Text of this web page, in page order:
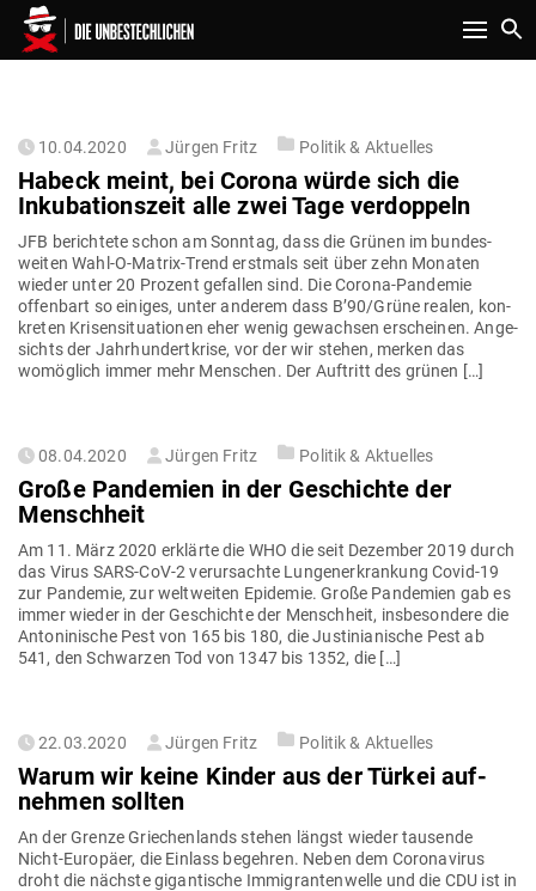
Toggle
AUTOR:JÜRGEN FRITZ
Gepostet
10.04.2020 Jürgen Fritz Politik & Aktuelles
Habeck meint, bei Corona würde sich die
Inku­ba­ti­onszeit alle zwei Tage verdoppeln
JFB berichtete schon am Sonntag, dass die Grünen im bun­des­
weiten Wahl-O-Matrix-Trend erstmals seit über zehn Monaten
wieder unter 20 Prozent gefallen sind. Die Corona-Pan­­demie
offenbart so einiges, unter anderem dass B’90/Grüne realen, kon­
kreten Kri­sen­si­tua­tionen eher wenig gewachsen erscheinen. Ange­
sichts der Jahr­hun­dert­krise, vor der wir stehen, merken das
womöglich immer mehr Men­schen. Der Auf­tritt des grünen […]
Gepostet
08.04.2020 Jürgen Fritz Politik & Aktuelles
Große Pan­demien in der Geschichte der
Menschheit
Am 11. März 2020 erklärte die WHO die seit Dezember 2019 durch
das Virus SARS-CoV‑2 ver­ur­sachte Lun­gen­er­krankung Covid-19
zur Pan­demie, zur welt­weiten Epi­demie. Große Pan­demien gab es
immer wieder in der Geschichte der Menschheit, ins­be­sondere die
Anto­ni­nische Pest von 165 bis 180, die Jus­ti­nia­nische Pest ab
541, den Schwarzen Tod von 1347 bis 1352, die […]
Gepostet
22.03.2020 Jürgen Fritz Politik & Aktuelles
Warum wir keine Kinder aus der Türkei auf­
nehmen sollten
An der Grenze Grie­chen­lands stehen längst wieder tau­sende
Nicht-Europäer, die Einlass begehren. Neben dem Coro­na­virus
droht die nächste gigan­tische Immi­gran­ten­welle und die CDU ist in